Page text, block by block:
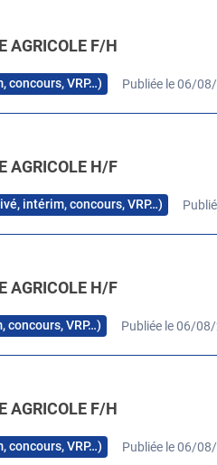
AGRICOLE F/H
concours, VRP…) Publiée le 06/
AGRICOLE H/F
intérim, concours, VRP…)
AGRICOLE H/F
concours, VRP…) Publiée le 06/
AGRICOLE F/H
concours, VRP…) Publiée le 06/